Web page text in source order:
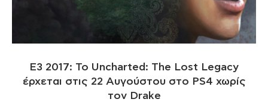
Ε3 2017: Το Uncharted: The Lost Legacy
έρχεται στις 22 Αυγούστου στο PS4 χωρίς
τον Drake